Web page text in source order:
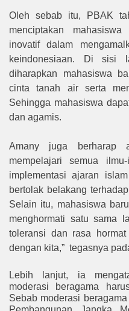
Oleh sebab itu, PBAK
menciptakan
inovatif dalam
keindonesiaan. Di sisi
diharapkan mahasiswa
cinta tanah air serta
Sehingga mahasiswa
dan agamis.
Amany juga berharap
mempelajari semua
implementasi ajaran
bertolak belakang
Selain itu, mahasiswa
menghormati satu sama
toleransi dan rasa
dengan kita,” tegasnya
Lebih lanjut, ia
moderasi beragama
Sebab moderasi